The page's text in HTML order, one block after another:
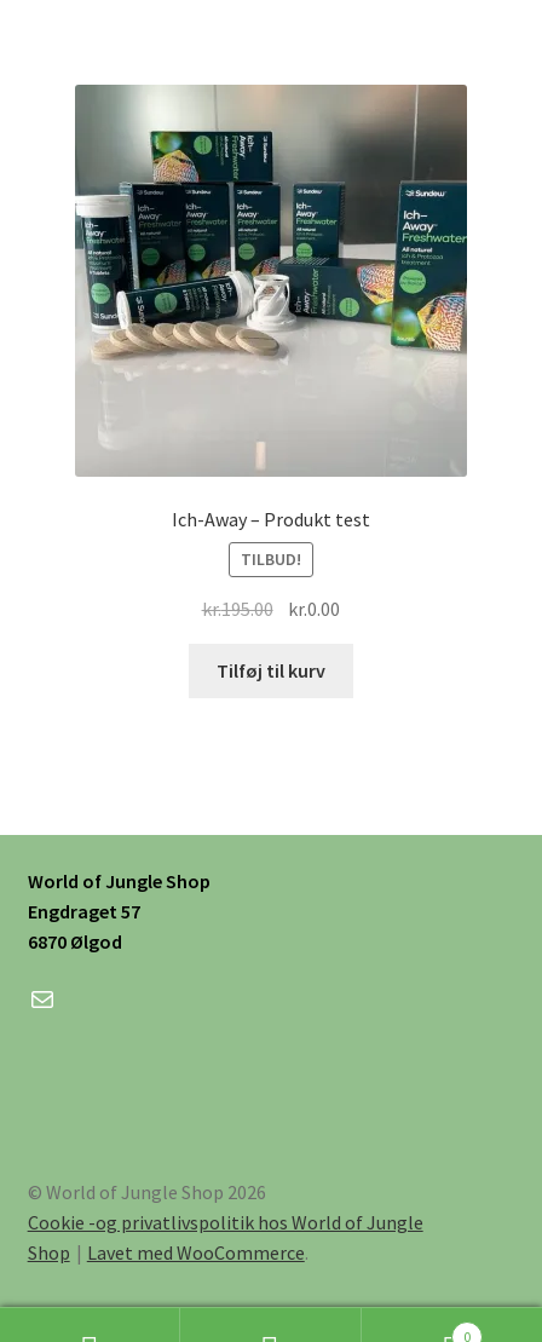
Ich-Away – Produkt test
TILBUD!
kr.195.00 Den
pris
kr.0.00
Tilføj til kurv
World of Jungle Shop
Engdraget 57
6870 Ølgod
Mail
© World of Jungle Shop 2026
Cookie -og privatlivspolitik hos World of Jungle
Shop
Lavet med WooCommerce.
0